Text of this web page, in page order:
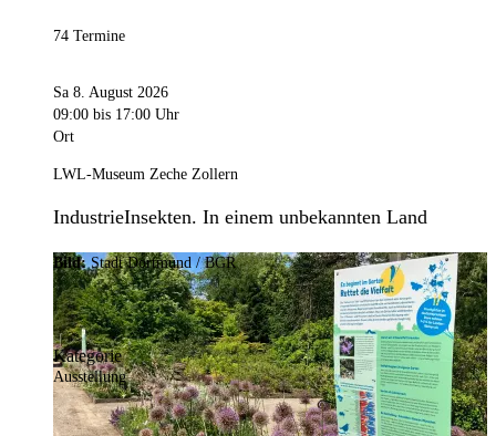
74 Termine
Sa 8. August 2026
09:00 bis 17:00 Uhr
Ort
LWL-Museum Zeche Zollern
IndustrieInsekten. In einem unbekannten Land
Bild: Stadt Dortmund / BGR
Kategorie
Ausstellung